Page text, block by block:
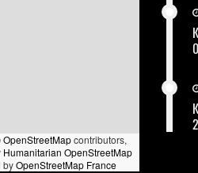
OpenStreetMapcontributors,
Humanitarian OpenStreetMap
byOpenStreetMap France